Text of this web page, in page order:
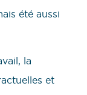
été aussi
la
et